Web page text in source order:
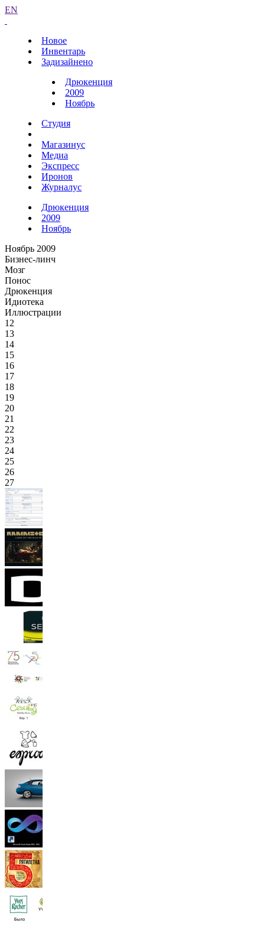
EN
Новое
Инвентарь
Задизайнено
Дрюкенция
2009
Ноябрь
Студия
Магазинус
Медиа
Экспресс
Иронов
Журналус
Дрюкенция
2009
Ноябрь
Ноябрь 2009
Бизнес-линч
Мозг
Понос
Дрюкенция
Идиотека
Иллюстрации
12
13
14
15
16
17
18
19
20
21
22
23
24
25
26
27